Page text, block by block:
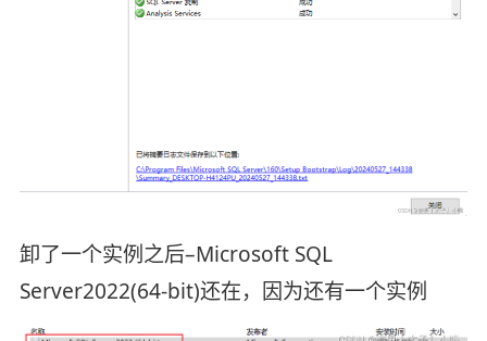
卸了一个实例之后–Microsoft SQL
Server2022(64-bit)还在，因为还有一个实例